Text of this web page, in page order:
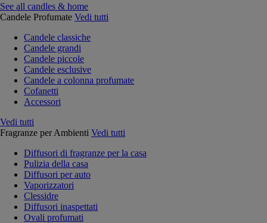
See all candles & home
Candele Profumate Vedi tutti
Candele classiche
Candele grandi
Candele piccole
Candele esclusive
Candele a colonna profumate
Cofanetti
Accessori
Vedi tutti
Fragranze per Ambienti Vedi tutti
Diffusori di fragranze per la casa
Pulizia della casa
Diffusori per auto
Vaporizzatori
Clessidre
Diffusori inaspettati
Ovali profumati